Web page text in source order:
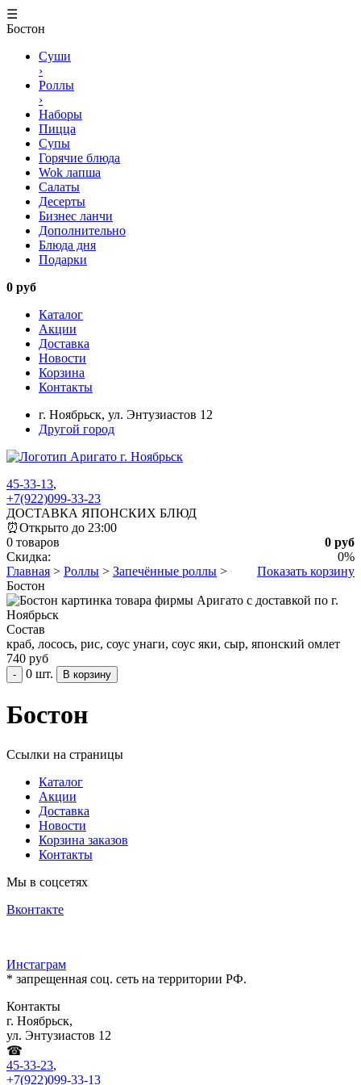
☰
Бостон
Суши
›
Роллы
›
Наборы
Пицца
Супы
Горячие блюда
Wok лапша
Салаты
Десерты
Бизнес ланчи
Дополнительно
Блюда дня
Подарки
0 руб
Каталог
Акции
Доставка
Новости
Корзина
Контакты
г. Ноябрьск, ул. Энтузиастов 12
Другой город
45-33-13,
+7(922)099-33-23
ДОСТАВКА ЯПОНСКИХ БЛЮД
⏰Открыто до 23:00
0 руб
0 товаров
Скидка:
0%
Показать корзину
Главная > Роллы > Запечённые роллы >
Бостон
Состав
краб, лосось, рис, соус унаги, соус яки, сыр, японский омлет
740 руб
- 0 шт.
Бостон
Ссылки на страницы
Каталог
Акции
Доставка
Новости
Корзина заказов
Контакты
Мы в соцсетях
Вконтакте
Инстаграм
* запрещенная соц. сеть на территории РФ.
Контакты
г. Ноябрьск,
ул. Энтузиастов 12
☎
45-33-23,
+7(922)099-33-13